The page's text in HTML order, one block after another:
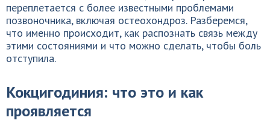
переплетается с более известными проблемами
позвоночника, включая остеохондроз. Разберемся,
что именно происходит, как распознать связь между
этими состояниями и что можно сделать, чтобы боль
отступила.
Кокцигодиния: что это и как
проявляется